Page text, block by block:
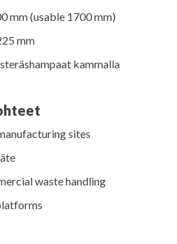
mm (usable 1700 mm)
mm
kammalla
sites
waste handling